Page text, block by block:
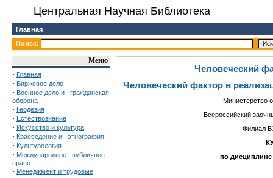
Центральная Научная Библиотека
Главная
Поиск:
Меню
· Главная
· Биржевое дело
· Военное дело и
гражданская
оборона
· Геодезия
· Естествознание
· Искусство и культура
· Краеведение и этнография
· Культурология
· Международное
публичное
право
· Менеджмент и трудовые
Человеческий
Человеческий фактор в
Министерство
Всероссийский
Филиал
по дисциплине